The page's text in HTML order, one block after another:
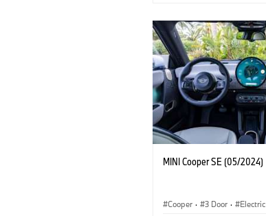
MINI Cooper SE (05/2024)
Cooper · 3 Door · Electric